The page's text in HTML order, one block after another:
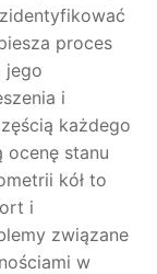
proces
jego
i
każdego
ocenę stanu
kół to
i
związane
w